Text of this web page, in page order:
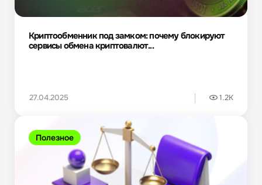
Криптообменник под замком: почему блокируют
сервисы обмена криптовалют...
27.04.2025 1.2K
Полезное